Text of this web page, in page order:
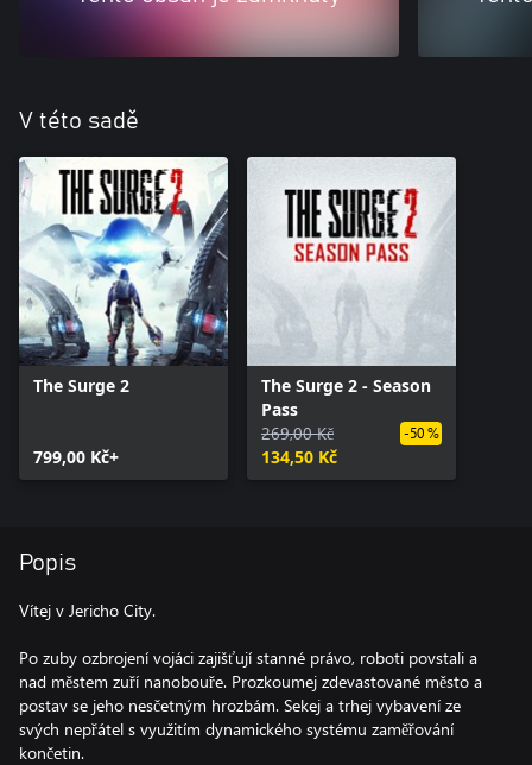
V této sadě
The Surge 2
799,00 Kč+
The Surge 2 - Season
Pass
269,00 Kč
134,50 Kč
-50 %
Popis
Vítej v Jericho City.
Po zuby ozbrojení vojáci zajišťují stanné právo, roboti povstali a
nad městem zuří nanobouře. Prozkoumej zdevastované město a
postav se jeho nesčetným hrozbám. Sekej a trhej vybavení ze
svých nepřátel s využitím dynamického systému zaměřování
končetin.